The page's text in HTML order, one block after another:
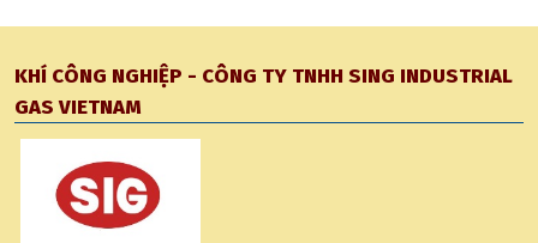
KHÍ CÔNG NGHIỆP - CÔNG TY TNHH SING INDUSTRIAL
GAS VIETNAM